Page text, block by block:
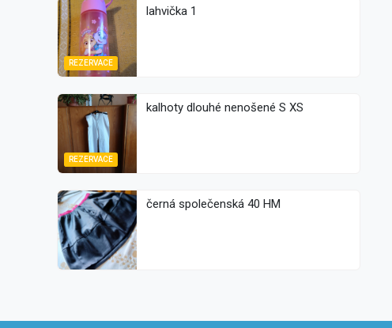
REZERVACE
lahvička 1
REZERVACE
kalhoty dlouhé nenošené S XS
černá společenská 40 HM